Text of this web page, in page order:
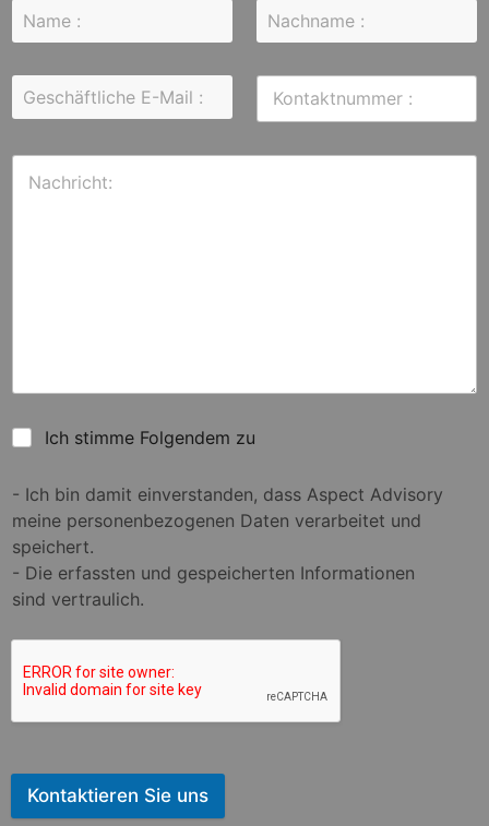
Ich stimme Folgendem zu
- Ich bin damit einverstanden, dass Aspect Advisory
meine personenbezogenen Daten verarbeitet und
speichert.
- Die erfassten und gespeicherten Informationen
sind vertraulich.
Kontaktieren Sie uns